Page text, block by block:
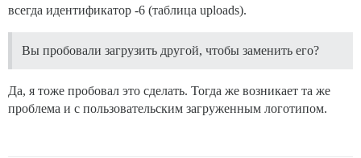
всегда идентификатор -6 (таблица uploads).
Вы пробовали загрузить другой, чтобы заменить его?
Да, я тоже пробовал это сделать. Тогда же возникает та же
проблема и с пользовательским загруженным логотипом.